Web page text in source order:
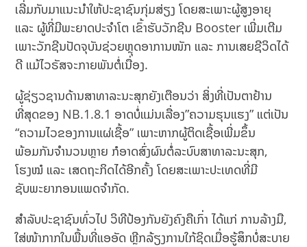
ເລີ່ມກັບມາແນະນຳໃຫ້ປະຊາຊົນກຸ່ມສ່ຽງ ໂດຍສະເພາະຜູ້ສູງອາຍຸ
ແລະ ຜູ້ທີ່ມີພະຍາດປະຈຳໂຕ ເຂົ້າຮັບວັກຊີນ Booster ເພີ່ມເຕີມ
ເພາະວັກຊີນປັດຈຸບັນຊ່ວຍຫຼຸດອາການໜັກ ແລະ ການເສຍຊີວິດໄດ້
ດີ ແມ້ໄວຣັສຈະກາຍພັນຕໍ່ເນື່ອງ.
ຜູ້ຊ່ຽວຊານດ້ານສາທາລະນະສຸກຍັງເຕືອນວ່າ ສິ່ງທີ່ເປັນຕາຢ້ານ
ທີ່ສຸດຂອງ NB.1.8.1 ອາດບໍ່ແມ່ນເລື່ອງ”ຄວາມຮຸນແຮງ” ແຕ່ເປັນ
“ຄວາມໄວຂອງການແຜ່ເຊື້ອ” ເພາະຫາກຜູ້ຕິດເຊື້ອເພີ່ມຂຶ້ນ
ພ້ອມກັນຈຳນວນຫຼາຍ ກໍອາດສົ່ງຜົນຕໍ່ລະບົບສາທາລະນະສຸກ,
ໂຮງໝໍ ແລະ ເສດຖະກິດໄດ້ອີກຄັ້ງ ໂດຍສະເພາະປະເທດທີ່ມີ
ຊັບພະຍາກອນແພດຈຳກັດ.
ສຳລັບປະຊາຊົນທົ່ວໄປ ວິທີປ້ອງກັນຍັງຄົງຄືເກົ່າ ໄດ້ແກ່ ການລ້າງມື,
ໃສ່ໜ້າກາກໃນພື້ນທີ່ແອອັດ ຫຼີກລ້ຽງການໃກ້ຊິດເມື່ອຮູ້ສຶກບໍ່ສະບາຍ